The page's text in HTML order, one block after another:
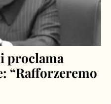
proclama
“Rafforzeremo